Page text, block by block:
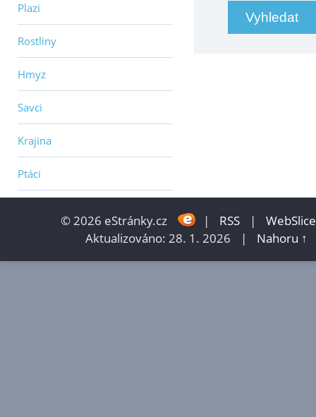
Plazi
Rostliny
Hmyz
Savci
Krajina
Ptáci
© 2026 eStránky.cz | RSS |
WebSlice
Aktualizováno: 28. 1. 2026
| Nahoru ↑